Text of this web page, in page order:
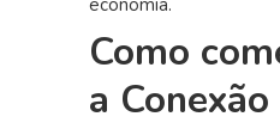
economia.
Como
a